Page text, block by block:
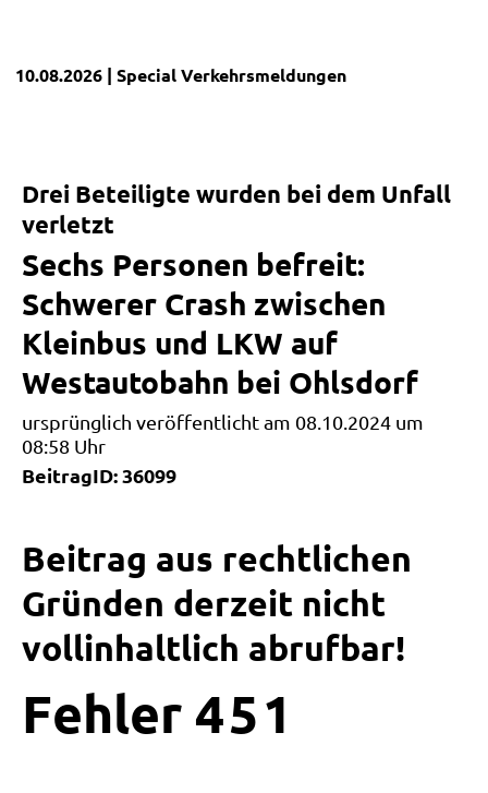
10.08.2026 | SpecialVerkehrsmeldungen
Drei Beteiligte wurden bei dem Unfall
verletzt
Sechs Personen befreit:
Schwerer Crash zwischen
Kleinbus und LKW auf
Westautobahn bei Ohlsdorf
ursprünglich veröffentlicht am 08.10.2024 um
08:58 Uhr
BeitragID: 36099
Beitrag aus rechtlichen
Gründen derzeit nicht
vollinhaltlich abrufbar!
Fehler 4 5 1